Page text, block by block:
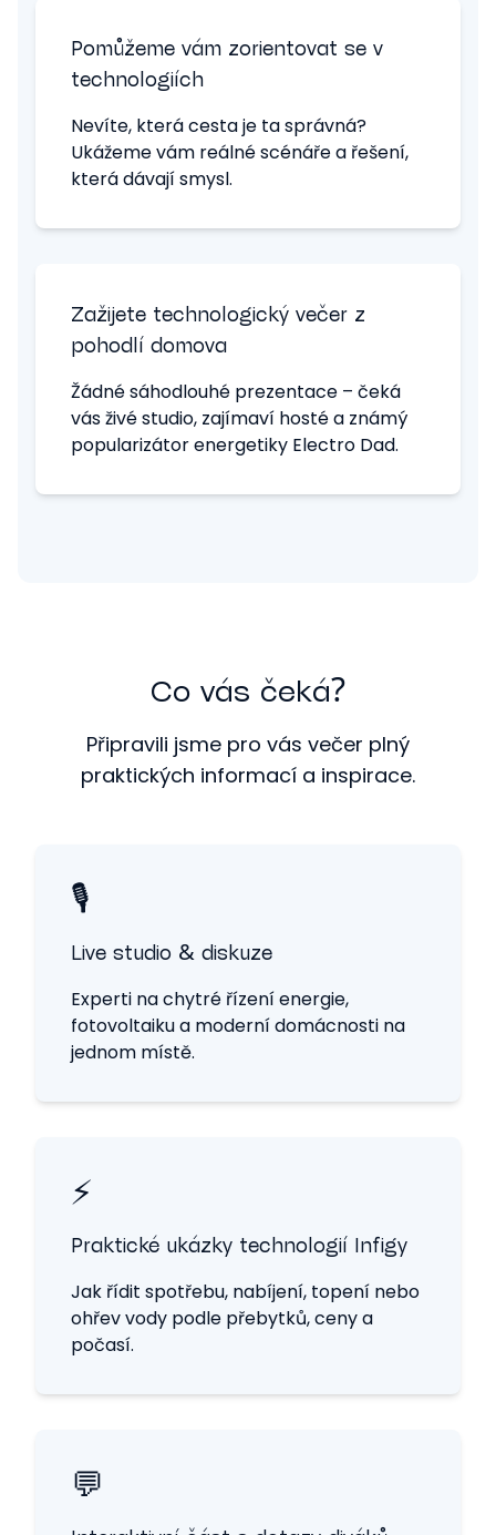
Pomůžeme vám zorientovat se v
technologiích
Nevíte, která cesta je ta správná?
Ukážeme vám reálné scénáře a řešení,
která dávají smysl.
Zažijete technologický večer z
pohodlí domova
Žádné sáhodlouhé prezentace – čeká
vás živé studio, zajímaví hosté a známý
popularizátor energetiky Electro Dad.
Co vás čeká?
Připravili jsme pro vás večer plný
praktických informací a inspirace.
🎙️
Live studio & diskuze
Experti na chytré řízení energie,
fotovoltaiku a moderní domácnosti na
jednom místě.
⚡
Praktické ukázky technologií Infigy
Jak řídit spotřebu, nabíjení, topení nebo
ohřev vody podle přebytků, ceny a
počasí.
💬